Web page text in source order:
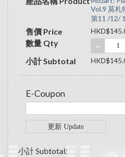
Vol.9 莫札
第11 /12/
售價 Price
數量 Qty -
小計 Subtotal
E-Coupon
小計 Subtotal: